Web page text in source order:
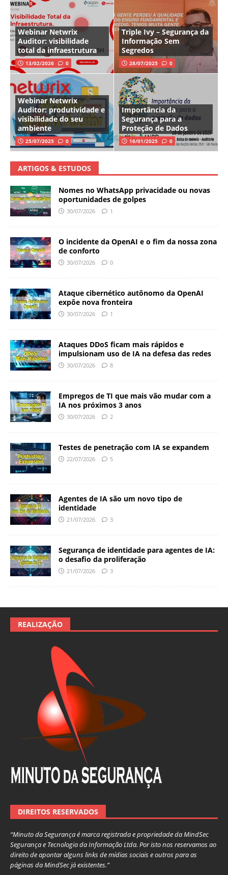
Webinar Netwrix
Auditor: visibilidade
total da infraestrutura
13/02/2026 0
Triple Ivy – Segurança da
Informação Sem
Segredos
28/07/2025 0
Webinar Netwrix
Auditor: produtividade e
visibilidade do seu
ambiente
25/07/2025 0
Importância da
Segurança para a
Proteção de Dados
16/01/2025 0
ARTIGOS & ESTUDOS
Nomes no WhatsApp privacidade ou novas
oportunidades de golpes
30/07/2026 1
O incidente da OpenAI e o fim da nossa zona
de conforto
30/07/2026 0
Ataque cibernético autônomo da OpenAI
expõe nova fronteira
30/07/2026 1
Ataques DDoS ficam mais rápidos e
impulsionam uso de IA na defesa das redes
30/07/2026 8
Empregos de TI que mais vão mudar com a
IA nos próximos 3 anos
30/07/2026 2
Testes de penetração com IA se expandem
22/07/2026 5
Agentes de IA são um novo tipo de
identidade
21/07/2026 3
Segurança de identidade para agentes de IA:
o desafio da proliferação
21/07/2026 3
REALIZAÇÃO
DIREITOS RESERVADOS
“Minuto da Segurança é marca registrada e propriedade da MindSec
Segurança e Tecnologia da Informação Ltda. Por isto nos reservamos ao
direito de apontar alguns links de mídias sociais e outros para as
páginas da MindSec já existentes.”